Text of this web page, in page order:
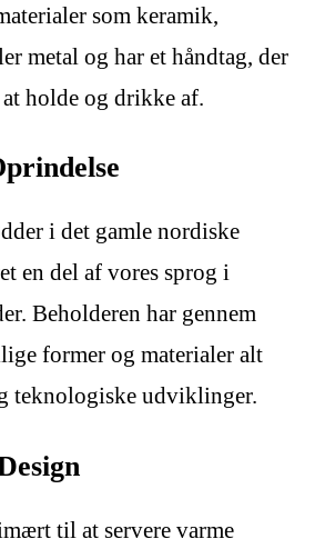
som keramik,
metal og har et håndtag, der
holde og drikke af.
i det gamle nordiske
en del af vores sprog i
Beholderen har gennem
former og materialer alt
teknologiske udviklinger.
til at servere varme